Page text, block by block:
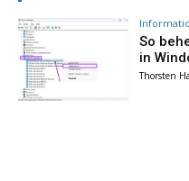
So
in
Thorsten